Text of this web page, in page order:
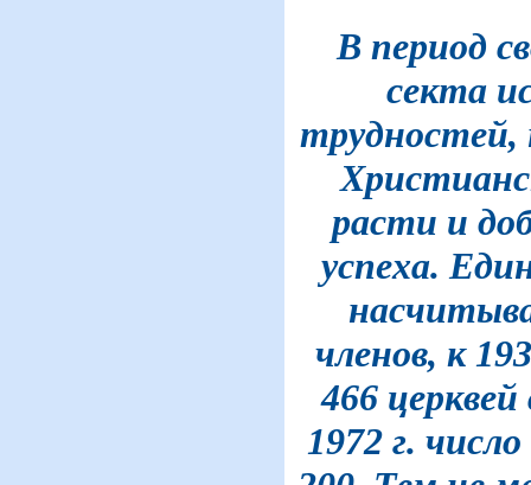
В период
секта
трудностей,
расти и
успеха.
членов, к
466
1972 г.